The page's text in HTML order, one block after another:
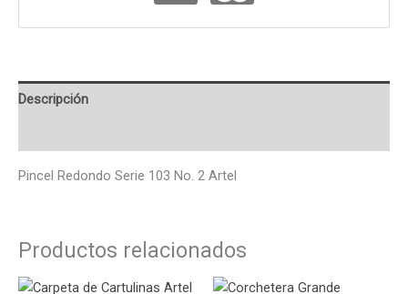
Descripción
Pincel Redondo Serie 103 No. 2 Artel
Productos relacionados